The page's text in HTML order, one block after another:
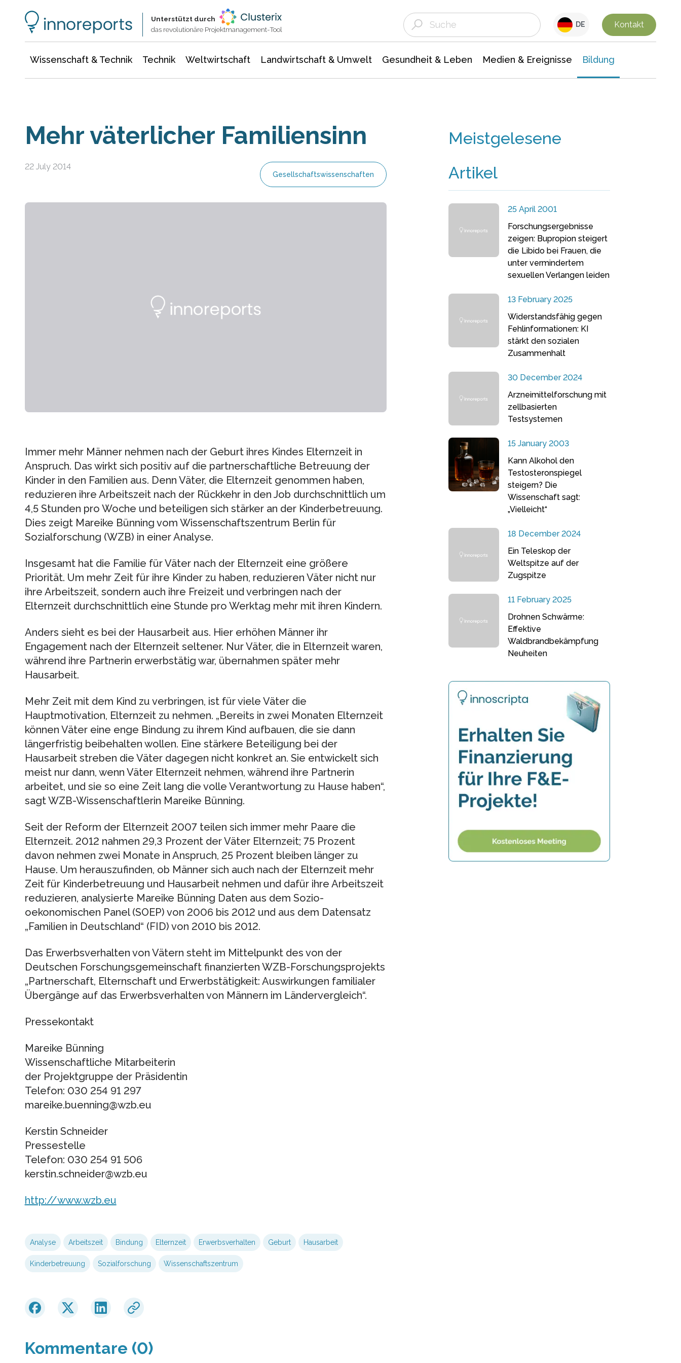
Unterstützt durch
das revolutionäre Projektmanagement-Tool
DE Kontakt
Wissenschaft & Technik Technik Weltwirtschaft Landwirtschaft & Umwelt Gesundheit & Leben Medien & Ereignisse Bildung
Mehr väterlicher Familiensinn
22 July 2014
Gesellschaftswissenschaften
Immer mehr Männer nehmen nach der Geburt ihres Kindes Elternzeit in
Anspruch. Das wirkt sich positiv auf die partnerschaftliche Betreuung der
Kinder in den Familien aus. Denn Väter, die Elternzeit genommen haben,
reduzieren ihre Arbeitszeit nach der Rückkehr in den Job durchschnittlich um
4,5 Stunden pro Woche und beteiligen sich stärker an der Kinderbetreuung.
Dies zeigt Mareike Bünning vom Wissenschaftszentrum Berlin für
Sozialforschung (WZB) in einer Analyse.
Insgesamt hat die Familie für Väter nach der Elternzeit eine größere
Priorität. Um mehr Zeit für ihre Kinder zu haben, reduzieren Väter nicht nur
ihre Arbeitszeit, sondern auch ihre Freizeit und verbringen nach der
Elternzeit durchschnittlich eine Stunde pro Werktag mehr mit ihren Kindern.
Anders sieht es bei der Hausarbeit aus. Hier erhöhen Männer ihr
Engagement nach der Elternzeit seltener. Nur Väter, die in Elternzeit waren,
während ihre Partnerin erwerbstätig war, übernahmen später mehr
Hausarbeit.
Mehr Zeit mit dem Kind zu verbringen, ist für viele Väter die
Hauptmotivation, Elternzeit zu nehmen. „Bereits in zwei Monaten Elternzeit
können Väter eine enge Bindung zu ihrem Kind aufbauen, die sie dann
längerfristig beibehalten wollen. Eine stärkere Beteiligung bei der
Hausarbeit streben die Väter dagegen nicht konkret an. Sie entwickelt sich
meist nur dann, wenn Väter Elternzeit nehmen, während ihre Partnerin
arbeitet, und sie so eine Zeit lang die volle Verantwortung zu Hause haben“,
sagt WZB-Wissenschaftlerin Mareike Bünning.
Seit der Reform der Elternzeit 2007 teilen sich immer mehr Paare die
Elternzeit. 2012 nahmen 29,3 Prozent der Väter Elternzeit; 75 Prozent
davon nehmen zwei Monate in Anspruch, 25 Prozent bleiben länger zu
Hause. Um herauszufinden, ob Männer sich auch nach der Elternzeit mehr
Zeit für Kinderbetreuung und Hausarbeit nehmen und dafür ihre Arbeitszeit
reduzieren, analysierte Mareike Bünning Daten aus dem Sozio-
oekonomischen Panel (SOEP) von 2006 bis 2012 und aus dem Datensatz
„Familien in Deutschland“ (FID) von 2010 bis 2012.
Das Erwerbsverhalten von Vätern steht im Mittelpunkt des von der
Deutschen Forschungsgemeinschaft finanzierten WZB-Forschungsprojekts
„Partnerschaft, Elternschaft und Erwerbstätigkeit: Auswirkungen familialer
Übergänge auf das Erwerbsverhalten von Männern im Ländervergleich“.
Pressekontakt
Mareike Bünning
Wissenschaftliche Mitarbeiterin
der Projektgruppe der Präsidentin
Telefon: 030 254 91 297
mareike.buenning@wzb.eu
Kerstin Schneider
Pressestelle
Telefon: 030 254 91 506
kerstin.schneider@wzb.eu
http://www.wzb.eu
Analyse Arbeitszeit Bindung Elternzeit Erwerbsverhalten Geburt Hausarbeit
Kinderbetreuung Sozialforschung Wissenschaftszentrum
Kommentare (0)
Meistgelesene
Artikel
25 April 2001
Forschungsergebnisse
zeigen: Bupropion steigert
die Libido bei Frauen, die
unter vermindertem
sexuellen Verlangen leiden
13 February 2025
Widerstandsfähig gegen
Fehlinformationen: KI
stärkt den sozialen
Zusammenhalt
30 December 2024
Arzneimittelforschung mit
zellbasierten
Testsystemen
15 January 2003
Kann Alkohol den
Testosteronspiegel
steigern? Die
Wissenschaft sagt:
„Vielleicht“
18 December 2024
Ein Teleskop der
Weltspitze auf der
Zugspitze
11 February 2025
Drohnen Schwärme:
Effektive
Waldbrandbekämpfung
Neuheiten